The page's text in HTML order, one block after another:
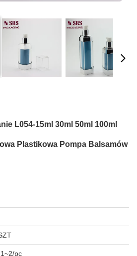
L054-15ml 30ml 50ml 100ml
Plastikowa Pompa Balsamów
pc